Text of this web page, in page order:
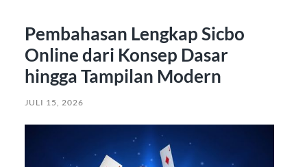
Pembahasan Lengkap Sicbo
Online dari Konsep Dasar
hingga Tampilan Modern
JULI 15, 2026